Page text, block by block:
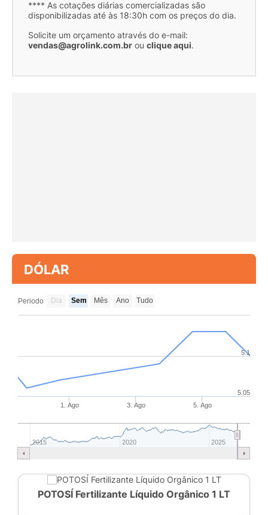
**** As cotações diárias comercializadas são
disponibilizadas até às 18:30h com os preços do dia.
Solicite um orçamento através do e-mail:
vendas@agrolink.com.br ou clique aqui.
DÓLAR
Periodo Dia Sem Mês Ano Tudo
1. Ago 3. Ago 5. Ago
2015 2020 2025
5.05
5.1
POTOSÍ Fertilizante Líquido Orgânico 1 LT